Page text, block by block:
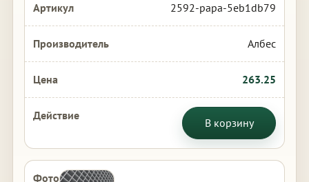
2592-papa-5eb1db79
Албес
263.25
В корзину